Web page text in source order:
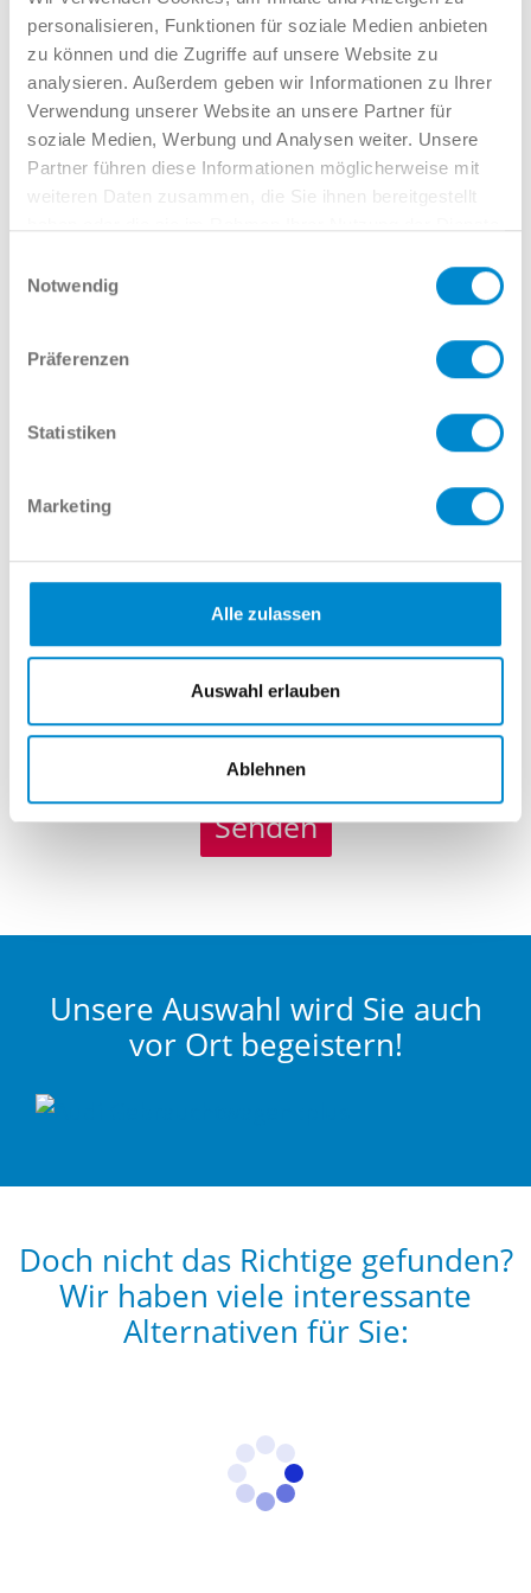
personalisieren, Funktionen für soziale Medien anbieten
zu können und die Zugriffe auf unsere Website zu
analysieren. Außerdem geben wir Informationen zu Ihrer
Verwendung unserer Website an unsere Partner für
soziale Medien, Werbung und Analysen weiter. Unsere
Partner führen diese Informationen möglicherweise mit
weiteren Daten zusammen, die Sie ihnen bereitgestellt
Notwendig
Präferenzen
Statistiken
Marketing
Alle zulassen
Auswahl erlauben
Ablehnen
Azer Polat
Verkauf Audi GW
02381 7998-335
apolat@potthoff.de
Name
E-Mail
Nachricht
Datenschutz
Senden
Unsere Auswahl wird Sie auch
vor Ort begeistern!
Doch nicht das Richtige gefunden?
Wir haben viele interessante
Alternativen für Sie: